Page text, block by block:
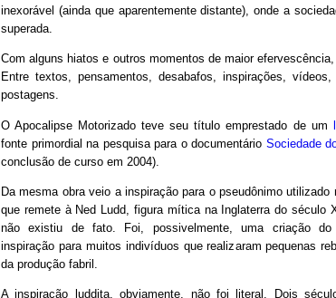
inexorável (ainda que aparentemente distante), onde a
superada.
Com alguns hiatos e outros momentos de maior
Entre textos, pensamentos, desabafos, inspirações,
postagens.
O Apocalipse Motorizado teve seu título emprestado de um
fonte primordial na pesquisa para o documentário Sociedade
conclusão de curso em 2004).
Da mesma obra veio a inspiração para o pseudônimo
que remete à Ned Ludd, figura mítica na Inglaterra do século
não existiu de fato. Foi, possivelmente, uma criação do
inspiração para muitos indivíduos que realizaram pequenas
da produção fabril.
A inspiração luddita, obviamente, não foi literal. Dois